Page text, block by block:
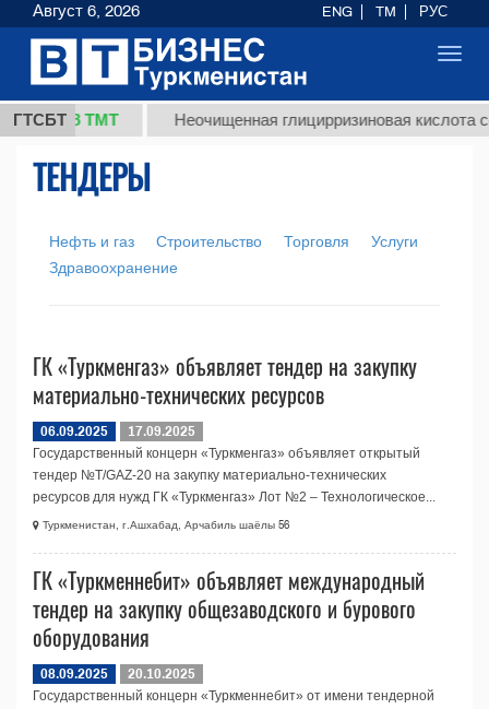
ГТСБТ
37,8 ТМТ Неочищенная глицирризиновая кислота
ТЕНДЕРЫ
Нефть и газ Строительство Торговля
Услуги
Здравоохранение
ГК «Туркменгаз» объявляет тендер на закупку
материально-технических ресурсов
06.09.2025
17.09.2025
Государственный концерн «Туркменгаз» объявляет открытый
тендер №T/GAZ-20 на закупку материально-технических
ресурсов для нужд ГК «Туркменгаз» Лот №2 – Технологическое...
Туркменистан, г.Ашхабад, Арчабиль шаёлы 56
ГК «Туркменнебит» объявляет международный
тендер на закупку общезаводского и бурового
оборудования
08.09.2025
20.10.2025
Государственный концерн «Туркменнебит» от имени тендерной
Август 6, 2026 ENG TM РУС